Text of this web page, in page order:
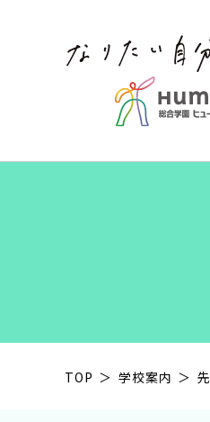
夜間・週末講座
TOP 学校案内